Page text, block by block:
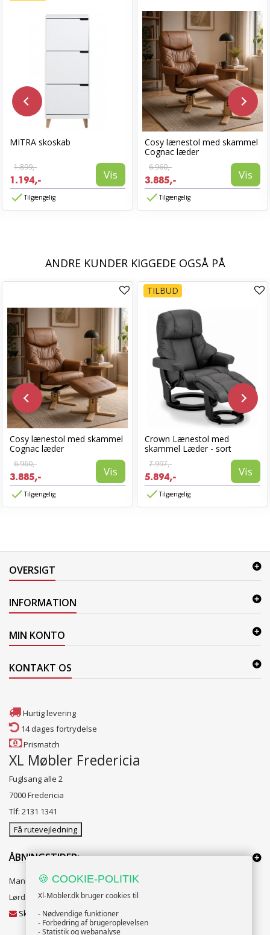
MITRA skoskab
1.899,-
1.194,- Vis
Tilgængelig
Cosy lænestol med skammel
Cognac læder
6.960,-
3.885,- Vis
Tilgængelig
ANDRE KUNDER KIGGEDE OGSÅ PÅ
Cosy lænestol med skammel
Cognac læder
6.960,-
3.885,- Vis
Tilgængelig
TILBUD
Crown Lænestol med
skammel Læder - sort
7.997,-
5.894,- Vis
Tilgængelig
OVERSIGT
INFORMATION
MIN KONTO
KONTAKT OS
Hurtig levering
14 dages fortrydelse
Prismatch
XL Møbler Fredericia
Fuglsang alle 2
7000 Fredericia
Tlf: 2131 1341
Få rutevejledning
ÅBNINGSTIDER:
Mandag til Fredag 10:00 til 18:00
Lørdag og Søndag 10:00 til 16:00
Skriv til vores kundeservice
🍪 COOKIE-POLITIK
Xl-Mobler.dk bruger cookies til
- Nødvendige funktioner
- Forbedring af brugeroplevelsen
- Statistik og webanalyse